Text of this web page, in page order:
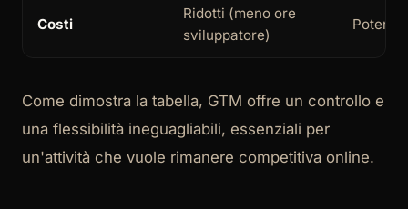
Costi
Ridotti (meno ore
sviluppatore)
Come dimostra la tabella, GTM offre un controllo e
una flessibilità ineguagliabili, essenziali per
un'attività che vuole rimanere competitiva online.